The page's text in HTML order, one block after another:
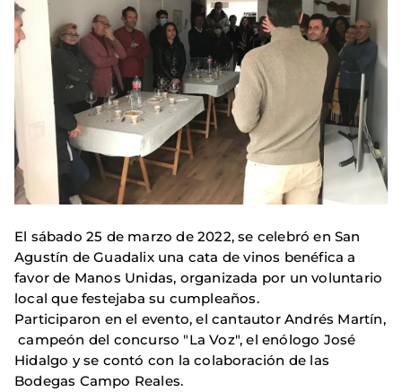
El sábado 25 de marzo de 2022, se celebró en San
Agustín de Guadalix una cata de vinos benéfica a
favor de Manos Unidas, organizada por un voluntario
local que festejaba su cumpleaños.
Participaron en el evento, el cantautor Andrés Martín,
campeón del concurso "La Voz", el enólogo José
Hidalgo y se contó con la colaboración de las
Bodegas Campo Reales.